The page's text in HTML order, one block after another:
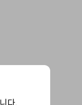
다.